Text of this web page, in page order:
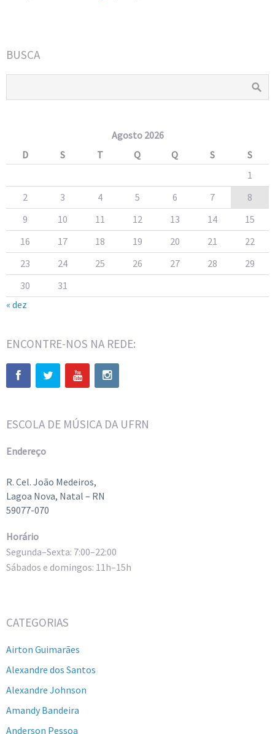
BUSCA
Agosto 2026
D
S T Q Q S
S
1
2
3 4 5 6 7
8
9
10 11 12 13 14
15
16
17 18 19 20 21
22
23
24 25 26 27 28
29
30
31
« dez
ENCONTRE-NOS NA REDE:
ESCOLA DE MÚSICA DA UFRN
Endereço
R. Cel. João Medeiros,
Lagoa Nova, Natal – RN
59077-070
Horário
Segunda–Sexta: 7:00–22:00
Sábados e domingos: 11h–15h
CATEGORIAS
Airton Guimarães
Alexandre dos Santos
Alexandre Johnson
Amandy Bandeira
Anderson Pessoa